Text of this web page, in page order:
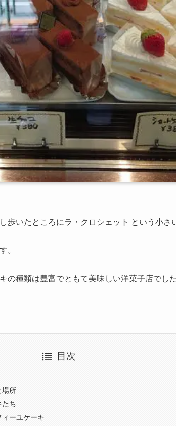
歩いたところにラ・クロシェット という小さ
。
種類は豊富でともて美味しい洋菓子店でした
目次
場所
ち
ーユケーキ